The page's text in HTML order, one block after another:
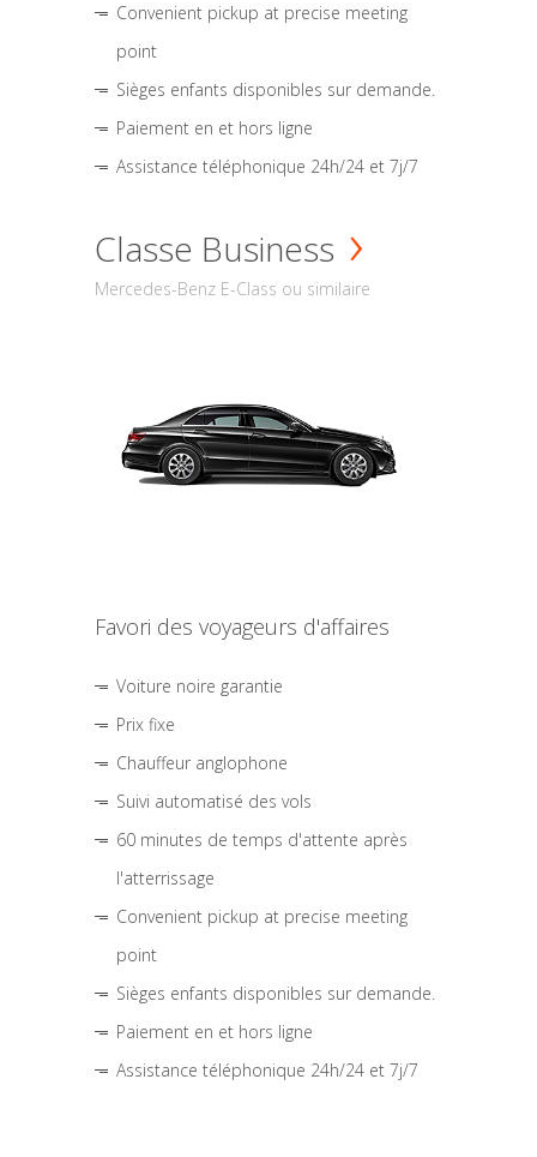
Convenient pickup at precise meeting
point
Sièges enfants disponibles sur demande.
Paiement en et hors ligne
Assistance téléphonique 24h/24 et 7j/7
Classe Business
Mercedes-Benz E-Class ou similaire
Favori des voyageurs d'affaires
Voiture noire garantie
Prix fixe
Chauffeur anglophone
Suivi automatisé des vols
60 minutes de temps d'attente après
l'atterrissage
Convenient pickup at precise meeting
point
Sièges enfants disponibles sur demande.
Paiement en et hors ligne
Assistance téléphonique 24h/24 et 7j/7